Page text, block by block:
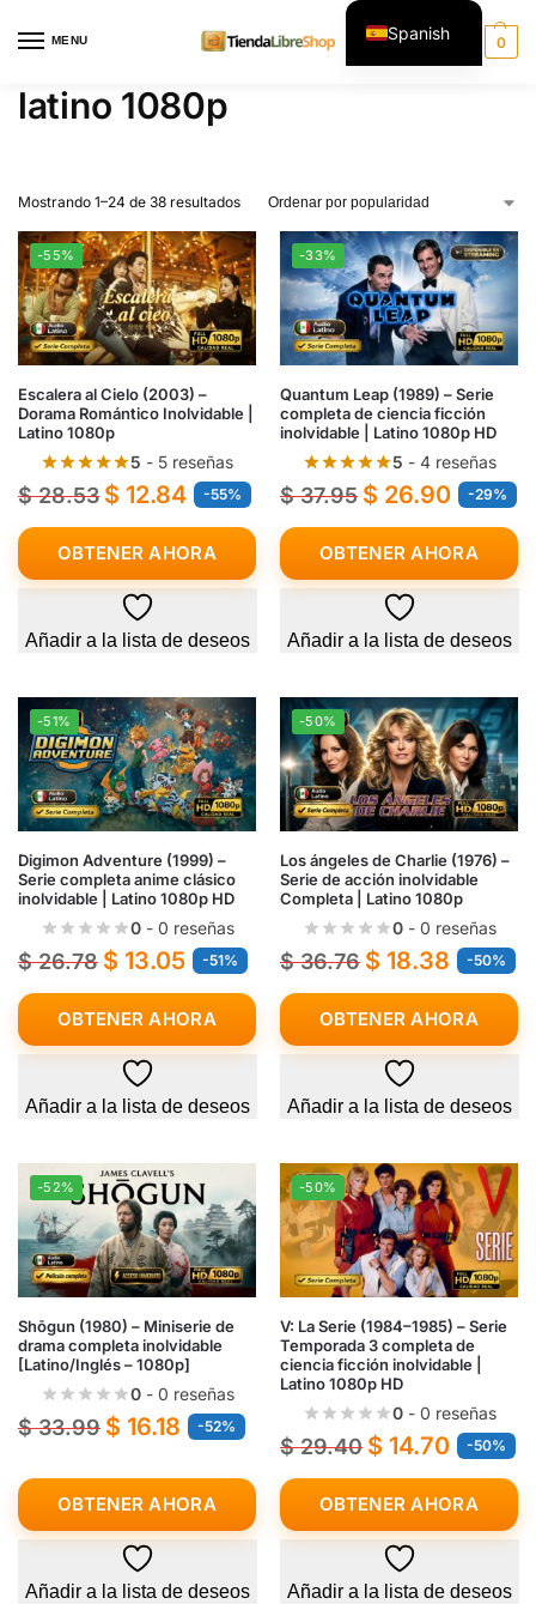
MENU 0
latino 1080p
Mostrando 1–24 de 38 resultados
-55%
Escalera al Cielo (2003) –
Dorama Romántico Inolvidable |
Latino 1080p
5 - 5 reseñas
$28.53 $ 12.84 -55%
OBTENER AHORA
Añadir a la lista de deseos
-33%
Quantum Leap (1989) – Serie
completa de ciencia ficción
inolvidable | Latino 1080p HD
5 - 4 reseñas
$37.95 $ 26.90 -29%
OBTENER AHORA
Añadir a la lista de deseos
-51%
Digimon Adventure (1999) –
Serie completa anime clásico
inolvidable | Latino 1080p HD
0- 0 reseñas
$26.78 $ 13.05 -51%
OBTENER AHORA
Añadir a la lista de deseos
-50%
Los ángeles de Charlie (1976) –
Serie de acción inolvidable
Completa | Latino 1080p
0- 0 reseñas
$36.76 $ 18.38 -50%
OBTENER AHORA
Añadir a la lista de deseos
-52%
Shōgun (1980) – Miniserie de
drama completa inolvidable
[Latino/Inglés – 1080p]
0- 0 reseñas
$33.99 $ 16.18 -52%
OBTENER AHORA
Añadir a la lista de deseos
-50%
V: La Serie (1984–1985) – Serie
Temporada 3 completa de
ciencia ficción inolvidable |
Latino 1080p HD
0- 0 reseñas
$29.40 $ 14.70 -50%
OBTENER AHORA
Añadir a la lista de deseos
Spanish
English